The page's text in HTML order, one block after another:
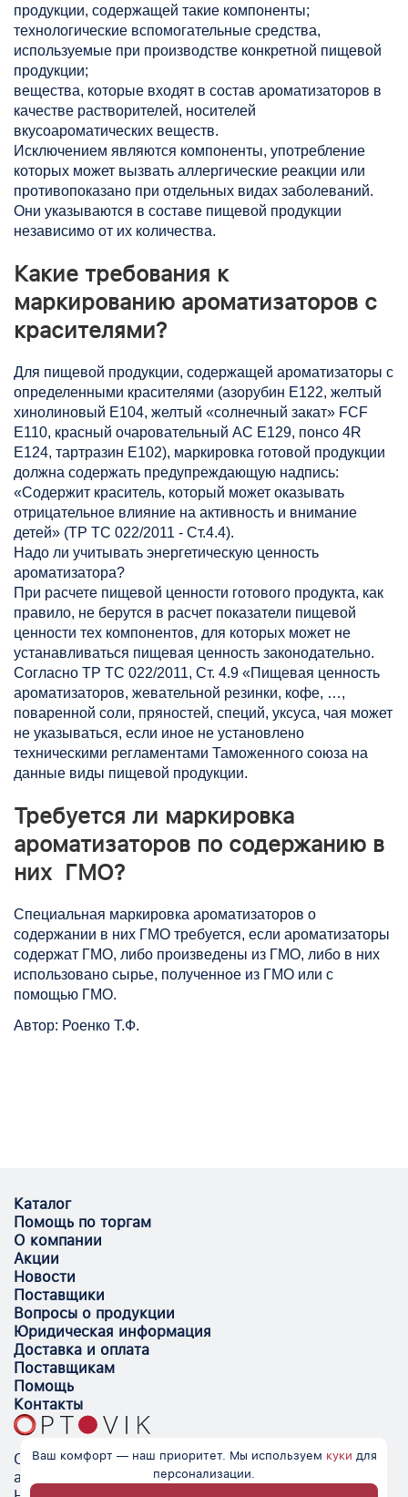
продукции, содержащей такие компоненты;
технологические вспомогательные средства,
используемые при производстве конкретной пищевой
продукции;
вещества, которые входят в состав ароматизаторов в
качестве растворителей, носителей
вкусоароматических веществ.
Исключением являются компоненты, употребление
которых может вызвать аллергические реакции или
противопоказано при отдельных видах заболеваний.
Они указываются в составе пищевой продукции
независимо от их количества.
Какие требования к
маркированию ароматизаторов с
красителями?
Для пищевой продукции, содержащей ароматизаторы с
определенными красителями (азорубин Е122, желтый
хинолиновый Е104, желтый «солнечный закат» FCF
Е110, красный очаровательный АС Е129, понсо 4R
Е124, тартразин Е102), маркировка готовой продукции
должна содержать предупреждающую надпись:
«Содержит краситель, который может оказывать
отрицательное влияние на активность и внимание
детей» (ТР ТС 022/2011 - Ст.4.4).
Надо ли учитывать энергетическую ценность
ароматизатора?
При расчете пищевой ценности готового продукта, как
правило, не берутся в расчет показатели пищевой
ценности тех компонентов, для которых может не
устанавливаться пищевая ценность законодательно.
Согласно ТР ТС 022/2011, Ст. 4.9 «Пищевая ценность
ароматизаторов, жевательной резинки, кофе, …,
поваренной соли, пряностей, специй, уксуса, чая может
не указываться, если иное не установлено
техническими регламентами Таможенного союза на
данные виды пищевой продукции.
Требуется ли маркировка
ароматизаторов по содержанию в
них ГМО?
Специальная маркировка ароматизаторов о
содержании в них ГМО требуется, если ароматизаторы
содержат ГМО, либо произведены из ГМО, либо в них
использовано сырье, полученное из ГМО или с
помощью ГМО.
Автор: Роенко Т.Ф.
Optovik.com - электронная площадка для
автоматизации закупок и поиска поставщиков.
Каталог
Помощь по торгам
О компании
Акции
Новости
Поставщики
Вопросы о продукции
Юридическая информация
Доставка и оплата
Поставщикам
Помощь
Контакты
Ваш комфорт — наш приоритет. Мы используем куки для
персонализации.